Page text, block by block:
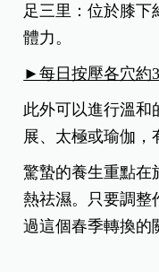
足三里：位於膝下
體力。
►每日按壓各穴約
此外可以進行溫和
展、太極或瑜伽，
驚蟄的養生重點在
熱祛濕。只要調整
過這個春季轉換的